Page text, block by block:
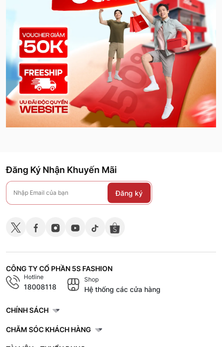
Đăng Ký Nhận Khuyến Mãi
Đăng ký
CÔNG TY CỔ PHẦN 5S FASHION
Hotline
18008118
Shop
Hệ thống các cửa hàng
CHÍNH SÁCH
CHĂM SÓC KHÁCH HÀNG